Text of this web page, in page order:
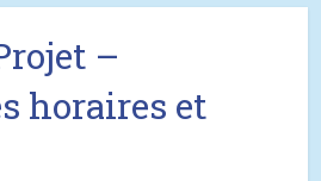
–
horaires et